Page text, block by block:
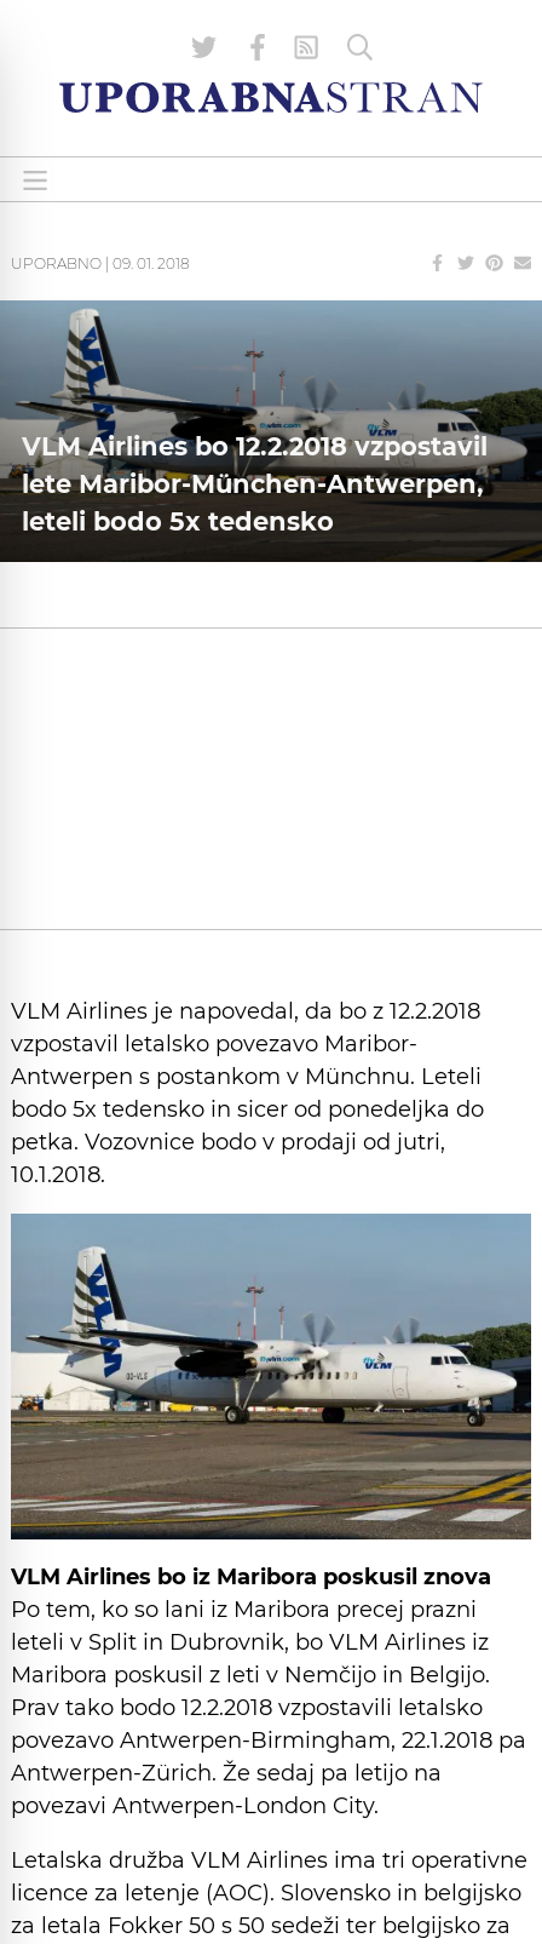
UPORABNO 09. 01. 2018
VLM Airlines bo 12.2.2018 vzpostavil
lete Maribor-München-Antwerpen,
leteli bodo 5x tedensko
VLM Airlines je napovedal, da bo z 12.2.2018
vzpostavil letalsko povezavo Maribor-
Antwerpen s postankom v Münchnu. Leteli
bodo 5x tedensko in sicer od ponedeljka do
petka. Vozovnice bodo v prodaji od jutri,
10.1.2018.
VLM Airlines bo iz Maribora poskusil znova
Po tem, ko so lani iz Maribora precej prazni
leteli v Split in Dubrovnik, bo VLM Airlines iz
Maribora poskusil z leti v Nemčijo in Belgijo.
Prav tako bodo 12.2.2018 vzpostavili letalsko
povezavo Antwerpen-Birmingham, 22.1.2018 pa
Antwerpen-Zürich. Že sedaj pa letijo na
povezavi Antwerpen-London City.
Letalska družba VLM Airlines ima tri operativne
licence za letenje (AOC). Slovensko in belgijsko
za letala Fokker 50 s 50 sedeži ter belgijsko za